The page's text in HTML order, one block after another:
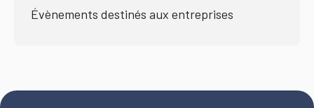
Évènements destinés aux entreprises